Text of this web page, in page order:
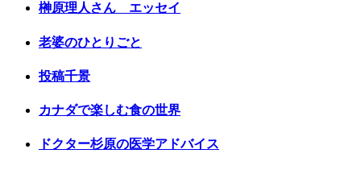
榊原理人さん エッセイ
老婆のひとりごと
投稿千景
カナダで楽しむ食の世界
ドクター杉原の医学アドバイス